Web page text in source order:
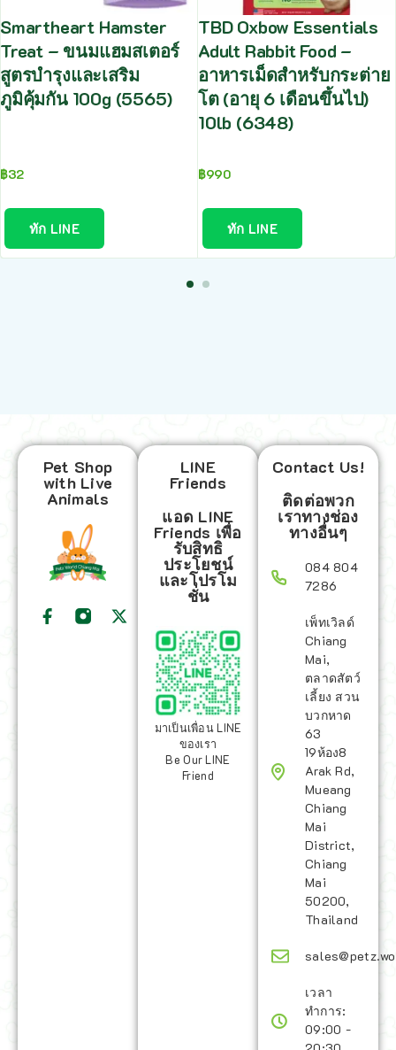
Smartheart Hamster
Treat – ขนมแฮมสเตอร์
สูตรบำรุงและเสริม
ภูมิคุ้มกัน 100g (5565)
฿32
ทัก LINE
TBD Oxbow Essentials
Adult Rabbit Food –
อาหารเม็ดสำหรับกระต่าย
โต (อายุ 6 เดือนขึ้นไป)
10lb (6348)
฿990
ทัก LINE
Pet Shop
with Live
Animals
LINE
Friends
แอด LINE
Friends เพื่อ
รับสิทธิ
ประโยชน์
และโปรโม
ชั่น
มาเป็นเพื่อน LINE
ของเรา
Be Our LINE
Friend
Contact Us!
ติดต่อพวก
เราทางช่อง
ทางอื่นๆ
084 804
7286
เพ็ทเวิลด์
Chiang
Mai,
ตลาดสัตว์
เลี้ยง สวน
บวกหาด
63
19ห้อง8
Arak Rd,
Mueang
Chiang
Mai
District,
Chiang
Mai
50200,
Thailand
เวลา
ทำการ:
09:00 -